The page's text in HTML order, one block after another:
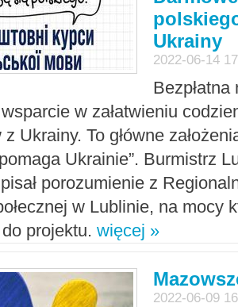
Ukrainy
2022-06-14
w załatwieniu
Ukrainy. To główne
Ukrainie”. Burmistrz
porozumienie z
w Lublinie, na mocy
projektu. więcej »
2022-06-09